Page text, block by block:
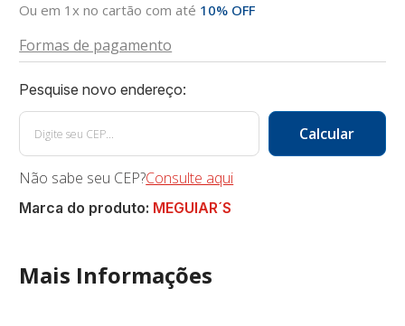
Ou em 1x no cartão com até 10% OFF
Formas de pagamento
Não sabe seu CEP?Consulte aqui
Marca do produto: MEGUIAR´S
Mais Informações